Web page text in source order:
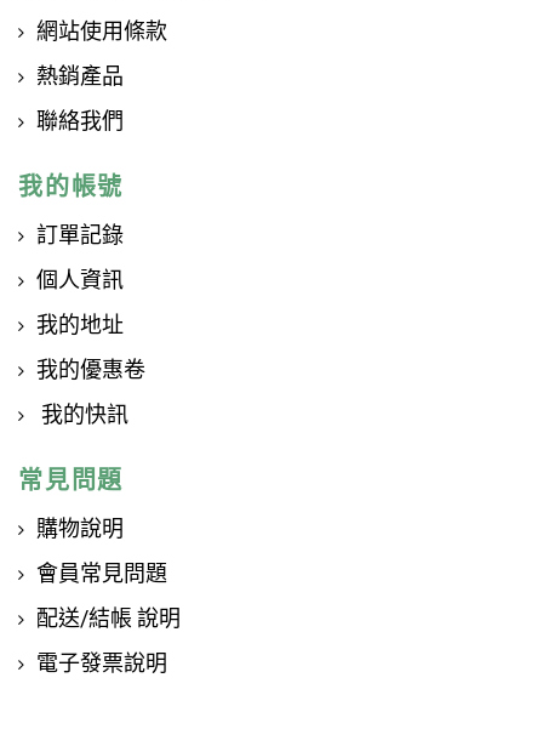
網站使用條款
熱銷產品
聯絡我們
我的帳號
訂單記錄
個人資訊
我的地址
我的優惠卷
我的快訊
常見問題
購物說明
會員常見問題
配送/結帳 說明
電子發票說明